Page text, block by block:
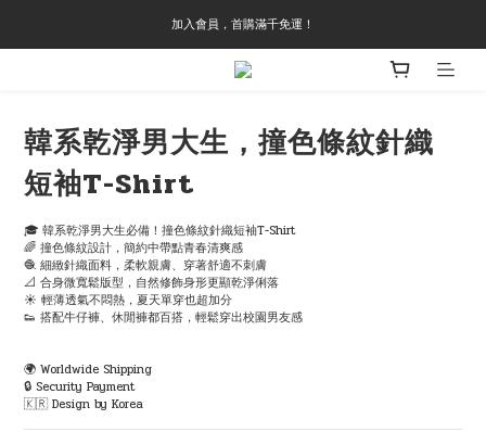
加入會員，首購滿千免運！
韓系乾淨男大生，撞色條紋針織
短袖T-Shirt
🎓 韓系乾淨男大生必備！撞色條紋針織短袖T-Shirt
🌈 撞色條紋設計，簡約中帶點青春清爽感
🧶 細緻針織面料，柔軟親膚、穿著舒適不刺膚
📐 合身微寬鬆版型，自然修飾身形更顯乾淨俐落
☀️ 輕薄透氣不悶熱，夏天單穿也超加分
👟 搭配牛仔褲、休閒褲都百搭，輕鬆穿出校園男友感
🌍 Worldwide Shipping
🔒 Security Payment
🇰🇷 Design by Korea